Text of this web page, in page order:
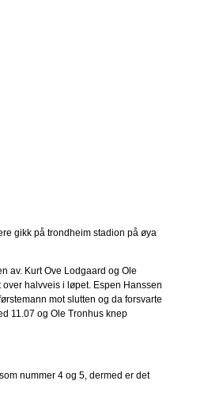
gikk på trondheim stadion på øya
av. Kurt Ove Lodgaard og Ole
halvveis i løpet. Espen Hanssen
mot slutten og da forsvarte
11.07 og Ole Tronhus knep
nummer 4 og 5, dermed er det